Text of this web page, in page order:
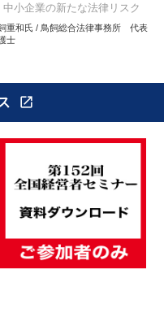
中小企業の新たな法律リスク
重和氏 / 鳥飼総合法律事務所 代表
士
open_in_new